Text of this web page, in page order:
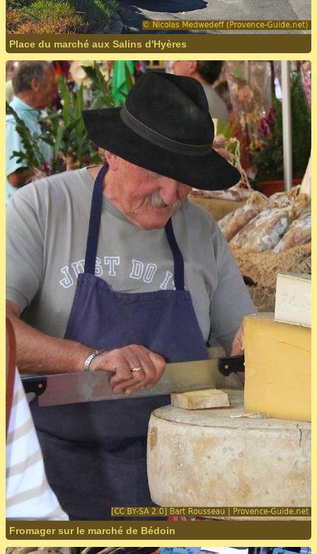
Place du marché aux Salins d'Hyères
Fromager sur le marché de Bédoin